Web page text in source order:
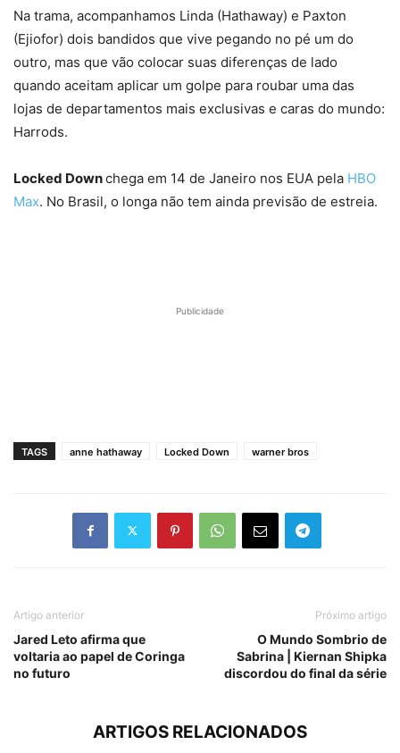
Na trama, acompanhamos Linda (Hathaway) e Paxton
(Ejiofor) dois bandidos que vive pegando no pé um do
outro, mas que vão colocar suas diferenças de lado
quando aceitam aplicar um golpe para roubar uma das
lojas de departamentos mais exclusivas e caras do mundo:
Harrods.
Locked Downchega em 14 de Janeiro nos EUA pela HBO
Max. No Brasil, o longa não tem ainda previsão de estreia.
Publicidade
TAGS anne hathaway Locked Down warner bros
Artigo anterior
Jared Leto afirma que
voltaria ao papel de Coringa
no futuro
Próximo artigo
O Mundo Sombrio de
Sabrina | Kiernan Shipka
discordou do final da série
ARTIGOS RELACIONADOS